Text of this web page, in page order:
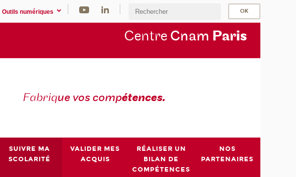
Outils numériques
Centre Cnam Paris
Fabrique vos compétences.
SUIVRE MA
SCOLARITÉ
VALIDER MES
ACQUIS
RÉALISER UN
BILAN DE
COMPÉTENCES
NOS
PARTENAIRES